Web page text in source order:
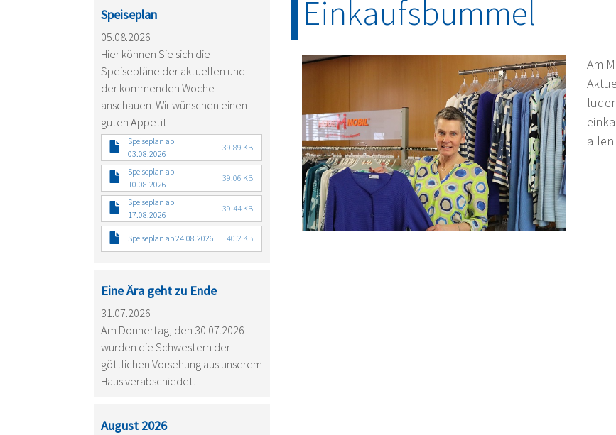
Speiseplan
05.08.2026
Hier können Sie sich die
Speisepläne der aktuellen und
der kommenden Woche
anschauen. Wir wünschen einen
guten Appetit.
Speiseplan ab
03.08.2026
39.89 KB
Speiseplan ab
10.08.2026
39.06 KB
Speiseplan ab
17.08.2026
39.44 KB
Speiseplan ab 24.08.2026 40.2 KB
Eine Ära geht zu Ende
31.07.2026
Am Donnertag, den 30.07.2026
wurden die Schwestern der
göttlichen Vorsehung aus unserem
Haus verabschiedet.
August 2026
Einkaufsbummel
Am